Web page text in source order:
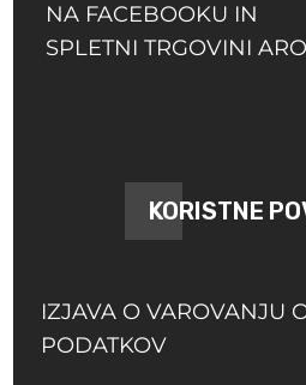
NA FACEBOOKU IN
SPLETNI TRGOVINI
KORISTNE
IZJAVA O VAROVANJU
PODATKOV